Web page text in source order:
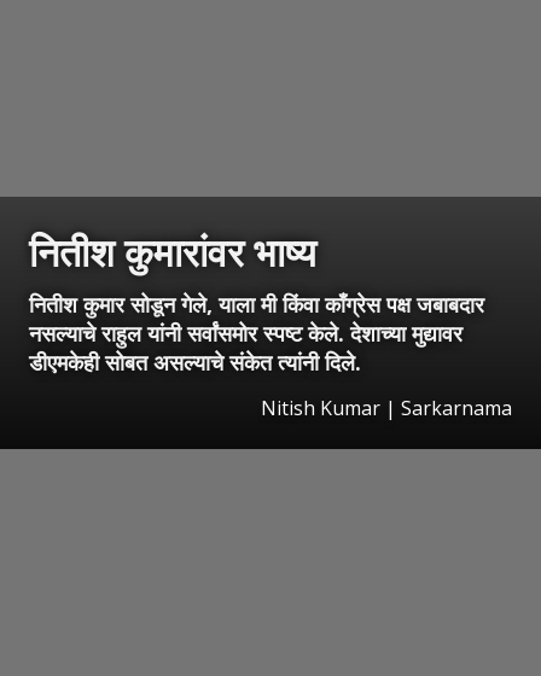
नितीश कुमारांवर भाष्य
नितीश कुमार सोडून गेले, याला मी किंवा काँग्रेस पक्ष जबाबदार
नसल्याचे राहुल यांनी सर्वांसमोर स्पष्ट केले. देशाच्या मुद्यावर
डीएमकेही सोबत असल्याचे संकेत त्यांनी दिले.
Nitish Kumar | Sarkarnama